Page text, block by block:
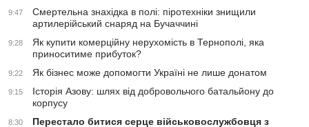
9:47
Смертельна знахідка в полі: піротехніки знищили
артилерійський снаряд на Бучаччині
9:28
Як купити комерційну нерухомість в Тернополі, яка
приноситиме прибуток?
9:22 Як бізнес може допомогти Україні не лише донатом
9:15
Історія Азову: шлях від добровольчого батальйону до
корпусу
8:30
Перестало битися серце військовослужбовця з